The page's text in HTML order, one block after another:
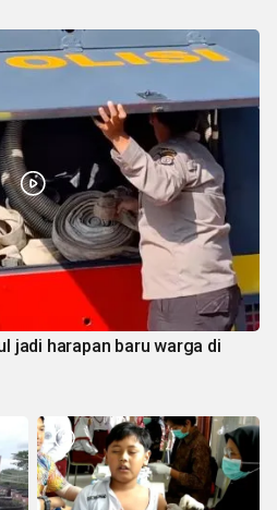
jadi harapan baru warga di